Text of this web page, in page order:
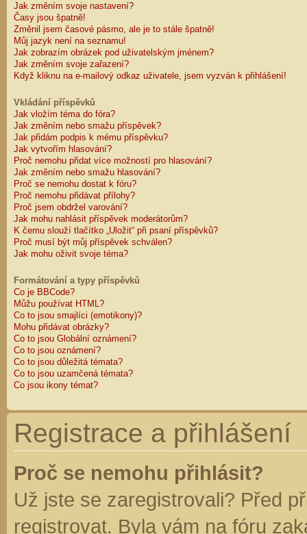
Jak změním svoje nastavení?
Časy jsou špatně!
Změnil jsem časové pásmo, ale je to stále špatně!
Můj jazyk není na seznamu!
Jak zobrazím obrázek pod uživatelským jménem?
Jak změním svoje zařazení?
Když kliknu na e-mailový odkaz uživatele, jsem vyzván k přihlášení!
Vkládání příspěvků
Jak vložím téma do fóra?
Jak změním nebo smažu příspěvek?
Jak přidám podpis k mému příspěvku?
Jak vytvořím hlasování?
Proč nemohu přidat více možností pro hlasování?
Jak změním nebo smažu hlasování?
Proč se nemohu dostat k fóru?
Proč nemohu přidávat přílohy?
Proč jsem obdržel varování?
Jak mohu nahlásit příspěvek moderátorům?
K čemu slouží tlačítko „Uložit“ při psaní příspěvků?
Proč musí být můj příspěvek schválen?
Jak mohu oživit svoje téma?
Formátování a typy příspěvků
Co je BBCode?
Můžu používat HTML?
Co to jsou smajlíci (emotikony)?
Mohu přidávat obrázky?
Co to jsou Globální oznámení?
Co to jsou oznámení?
Co to jsou důležitá témata?
Co to jsou uzamčená témata?
Co jsou ikony témat?
Registrace a přihlášení
Proč se nemohu přihlásit?
Už jste se zaregistrovali? Před
registrovat. Byla vám na fóru